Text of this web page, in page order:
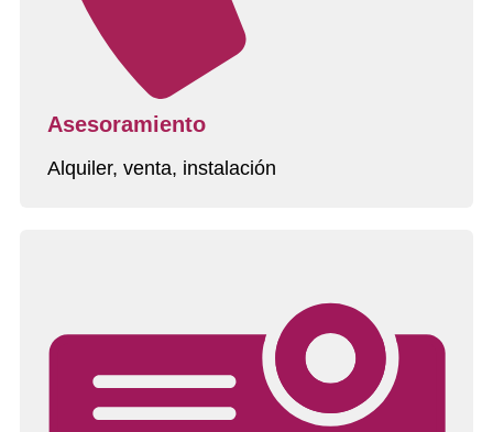
Asesoramiento
Alquiler, venta, instalación